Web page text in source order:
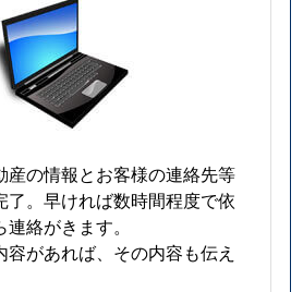
産の情報とお客様の連絡先等
了。早ければ数時間程度で依
絡がきます。
があれば、その内容も伝え